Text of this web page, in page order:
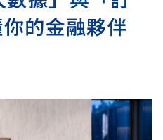
的金融夥伴